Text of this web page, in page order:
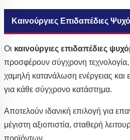
Καινούργιες Επιδαπέδιες
Οι καινούργιες επιδαπέδιες
προσφέρουν σύγχρονη
χαμηλή κατανάλωση ενέργειας και
για κάθε σύγχρονο κατάστημα.
Αποτελούν ιδανική επιλογή για
μέγιστη αξιοπιστία, σταθερή
προϊόντων.